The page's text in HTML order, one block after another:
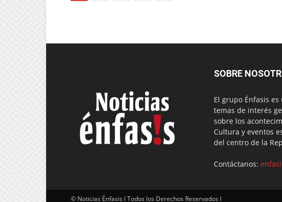
SOBRE
El grupo Énfasis
temas de interés
sobre los
Cultura y eventos
del centro de la
Contáctanos:
© Noticias Énfasis l Todos los Derechos Reservados l